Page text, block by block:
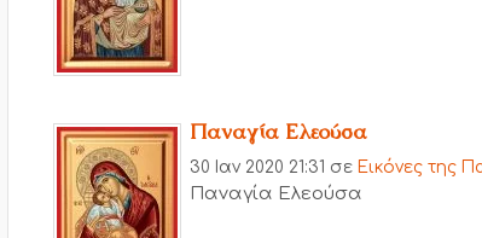
Παναγία Ελεούσα
30 Ιαν 2020 21:31 σε Εικόνες της
Παναγία Ελεούσα